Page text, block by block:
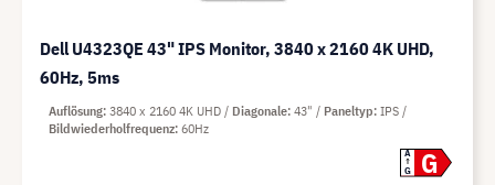
Dell U4323QE 43" IPS Monitor, 3840 x 2160 4K UHD,
60Hz, 5ms
A
G
G
Auflösung 3840 x 2160 4K UHD Diagonale 43" Paneltyp IPS
Bildwiederholfrequenz 60Hz